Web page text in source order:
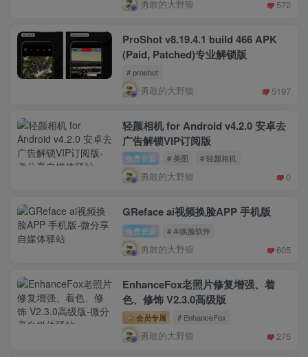
勇敢的大野狼 572
ProShot v8.19.4.1 build 466 APK
(Paid, Patched)专业解锁版
# proshot
勇敢的大野狼 5197
轻颜相机 for Android v4.2.0 安卓去
广告解锁VIP订阅版
免费资源 # 美图 # 轻颜相机
勇敢的大野狼 0
GReface ai视频换脸APP 手机版
免费资源 # AI换脸软件
勇敢的大野狼 605
EnhanceFox老照片修复增强、着
色、修饰 V2.3.0高级版
会员专属 # EnhanceFox
勇敢的大野狼 275